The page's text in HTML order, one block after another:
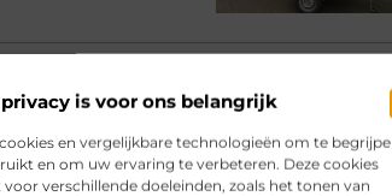
is voor ons belangrijk
en vergelijkbare technologieën om te
en om uw ervaring te verbeteren. Deze cookies
verschillende doeleinden, zoals het tonen van
er iets
komt al snel